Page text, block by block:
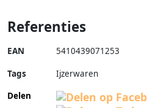
Referenties
EAN 5410439071253
Tags
Ijzerwaren
Delen